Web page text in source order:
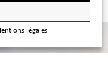
légales